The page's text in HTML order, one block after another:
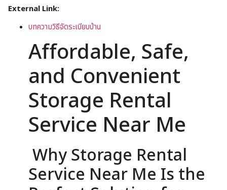
External Link:
บทความวิธีจัดระเบียบบ้าน
Affordable, Safe,
and Convenient
Storage Rental
Service Near Me
Why Storage Rental
Service Near Me Is the